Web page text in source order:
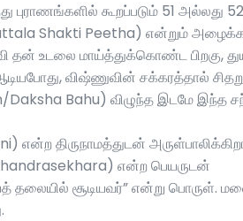
கூறப்படும் 51 அல்லது
Shakti Peetha) என்றும்
தன் உடலை மாய்த்துக்கொண்ட பிறகு,
விஷ்ணுவின் சக்கரத்தால்
Bahu) விழுந்த இடமே இந்த
திருநாமத்துடன்
என்ற பெயருடன்
தலையில் சூடியவர்” என்று பொருள்.